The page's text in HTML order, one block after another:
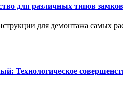
для различных типов замков
для демонтажа самых
Технологическое